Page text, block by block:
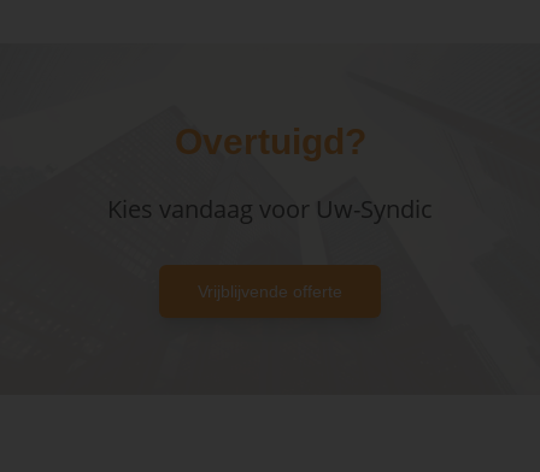
Overtuigd?
Kies vandaag voor Uw-Syndic
Vrijblijvende offerte